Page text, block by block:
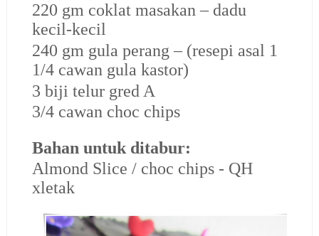
220 gm coklat masakan – dadu
kecil-kecil
240 gm gula perang – (resepi asal 1
1/4 cawan gula kastor)
3 biji telur gred A
3/4 cawan choc chips
Bahan untuk ditabur:
Almond Slice / choc chips - QH
xletak